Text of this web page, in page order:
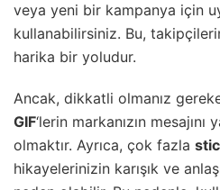
veya yeni bir kampanya için
kullanabilirsiniz. Bu,
harika bir yoludur.
Ancak, dikkatli olmanız
GIF‘lerin markanızın mesajını
olmaktır. Ayrıca, çok fazla
hikayelerinizin karışık ve